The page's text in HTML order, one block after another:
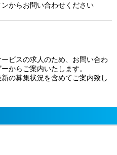
ンからお問い合わせください
ビスの求人のため、お問い合わ
からご案内いたします。
の募集状況を含めてご案内致し